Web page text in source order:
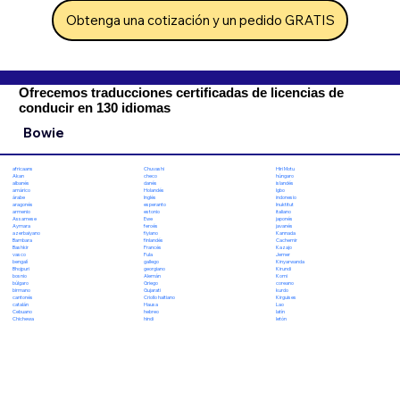
Obtenga una cotización y un pedido GRATIS
Ofrecemos traducciones certificadas de licencias de
conducir en 130 idiomas
Bowie
africaans
Akan
albanés
amárico
árabe
aragonés
armenio
Assamese
Aymara
azerbaiyano
Bambara
Bashkir
vasco
bengalí
Bhojpuri
bosnio
búlgaro
birmano
cantonés
catalán
Cebuano
Chichewa
Chuvashi
checo
danés
Holandés
Inglés
esperanto
estonio
Ewe
feroés
fiyiano
finlandés
Francés
Fula
gallego
georgiano
Alemán
Griego
Gujarati
Criollo haitiano
Hausa
hebreo
hindi
Hiri Motu
húngaro
islandés
Igbo
indonesio
Inuktitut
italiano
japonés
javanés
Kannada
Cachemir
Kazajo
Jemer
Kinyarwanda
Kirundi
Komi
coreano
kurdo
Kirguises
Lao
latín
letón